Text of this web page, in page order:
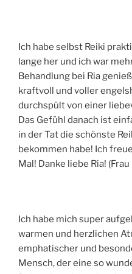
Ich habe selbst Reiki
lange her und ich war
Behandlung bei Ria
kraftvoll und voller
durchspült von einer
Das Gefühl danach ist
in der Tat die schönste
bekommen habe! Ich
Mal! Danke liebe Ria! (Frau
Ich habe mich super
warmen und herzlichen
emphatischer und
Mensch, der eine so